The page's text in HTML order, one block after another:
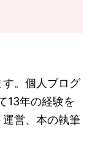
。個人ブログ
13年の経験を
営、本の執筆